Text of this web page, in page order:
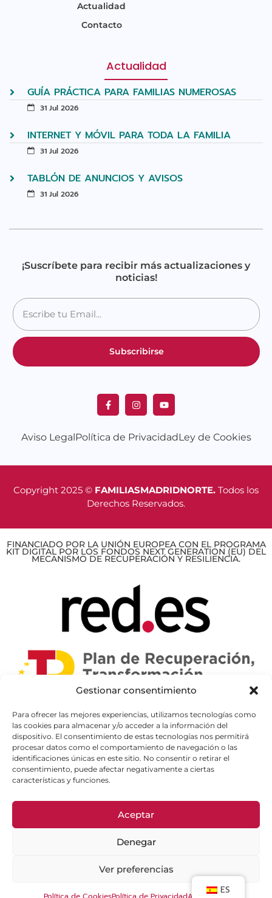
Gestionar consentimiento
Para ofrecer las mejores experiencias, utilizamos tecnologías como
las cookies para almacenar y/o acceder a la información del
dispositivo. El consentimiento de estas tecnologías nos permitirá
procesar datos como el comportamiento de navegación o las
identificaciones únicas en este sitio. No consentir o retirar el
consentimiento, puede afectar negativamente a ciertas
características y funciones.
Aceptar
Denegar
Ver preferencias
Actualidad
Contacto
Actualidad
GUÍA PRÁCTICA PARA FAMILIAS NUMEROSAS
31 Jul 2026
INTERNET Y MÓVIL PARA TODA LA FAMILIA
31 Jul 2026
TABLÓN DE ANUNCIOS Y AVISOS
31 Jul 2026
¡Suscríbete para recibir más actualizaciones y
noticias!
Subscribirse
Aviso Legal Política de PrivacidadLey de Cookies
Copyright 2025 © FAMILIASMADRIDNORTE. Todos los
Derechos Reservados.
FINANCIADO POR LA UNIÓN EUROPEA CON EL PROGRAMA
KIT DIGITAL POR LOS FONDOS NEXT GENERATION (EU) DEL
MECANISMO DE RECUPERACIÓN Y RESILIENCIA.
ES